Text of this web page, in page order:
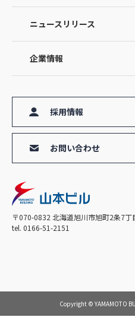
ニュースリリース
企業情報
〒070-0832 北海道旭川市旭町2条7丁
tel. 0166-51-2151
採用情報
お問い合わせ
Copyright © YAMAMOTO